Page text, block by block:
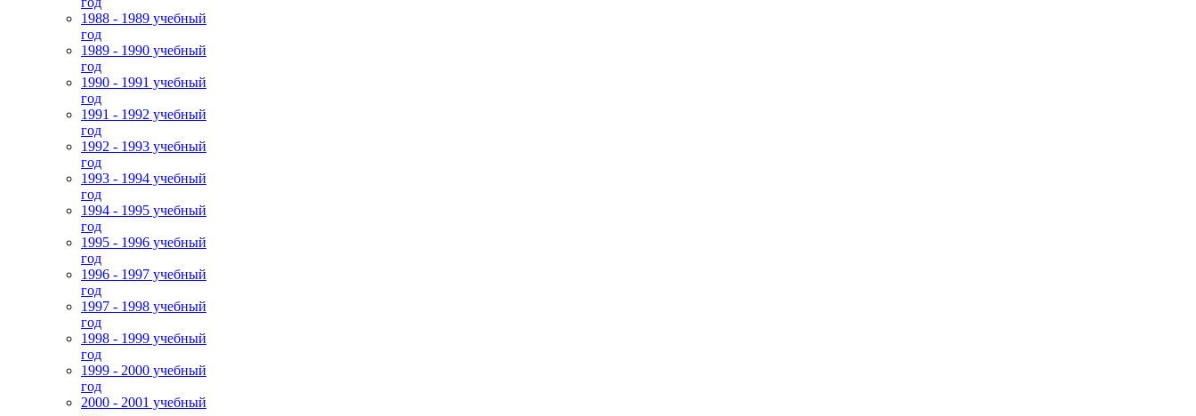
1988 - 1989 учебный
год
1989 - 1990 учебный
год
1990 - 1991 учебный
год
1991 - 1992 учебный
год
1992 - 1993 учебный
год
1993 - 1994 учебный
год
1994 - 1995 учебный
год
1995 - 1996 учебный
год
1996 - 1997 учебный
год
1997 - 1998 учебный
год
1998 - 1999 учебный
год
1999 - 2000 учебный
год
2000 - 2001 учебный